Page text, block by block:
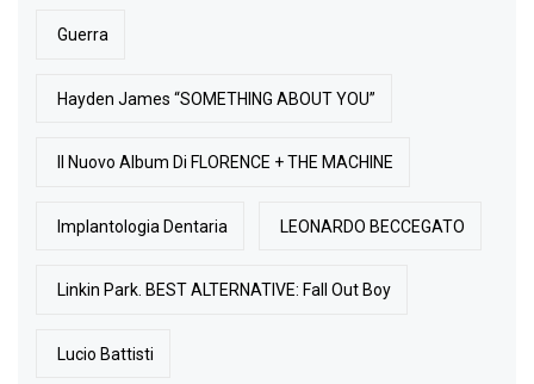
Guerra
Hayden James “SOMETHING ABOUT YOU”
Il Nuovo Album Di FLORENCE + THE MACHINE
Implantologia Dentaria LEONARDO BECCEGATO
Linkin Park. BEST ALTERNATIVE: Fall Out Boy
Lucio Battisti